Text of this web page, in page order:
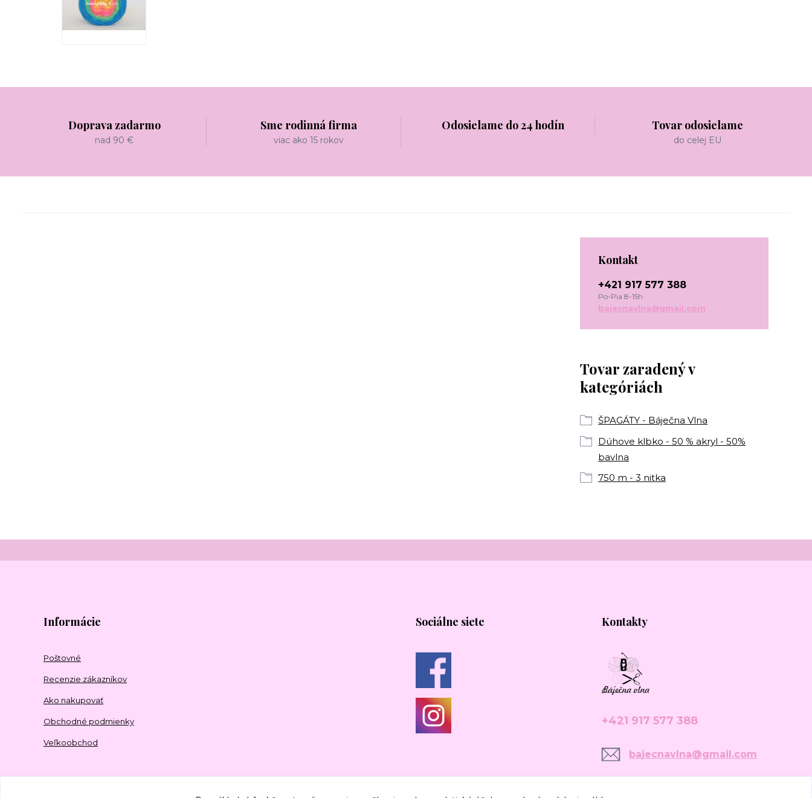
Doprava zadarmo
nad 90 €
Sme rodinná firma
viac ako 15 rokov
Odosielame do 24 hodín Tovar odosielame
do celej EU
Tovar zaradený v
kategóriách
ŠPAGÁTY - Báječna Vlna
Dúhove klbko - 50 % akryl - 50%
bavlna
750 m - 3 nitka
Kontakt
+421 917 577 388
Po-Pia 8-15h
bajecnavlna@gmail.com
Informácie
Poštovné
Recenzie zákazníkov
Ako nakupovať
Obchodné podmienky
Veľkoobchod
Sociálne siete Kontakty
+421 917 577 388
bajecnavlna@gmail.com